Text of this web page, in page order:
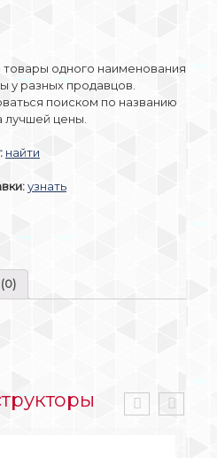
одного наименования
у разных продавцов.
поиском по названию
лучшей цены.
найти
узнать